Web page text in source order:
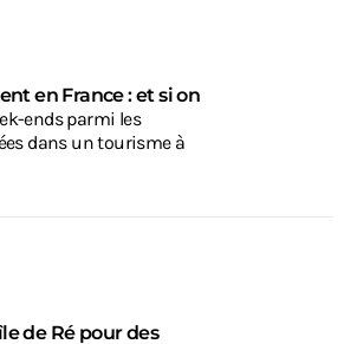
en France : et si on
ends parmi les
dans un tourisme à
de Ré pour des